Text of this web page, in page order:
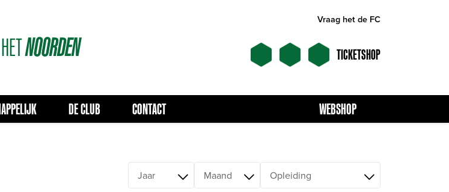
Vraag het de FC
HETNOORDEN TICKETSHOP
DE CLUB CONTACT WEBSHOP